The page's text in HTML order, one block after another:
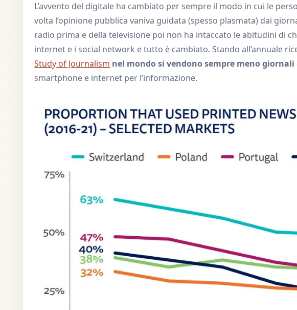
L’avvento del digitale ha cambiato per sempre il modo in cui le
volta l’opinione pubblica vaniva guidata (spesso plasmata) dai
radio prima e della televisione poi non ha intaccato le abitudini di
internet e i social network e tutto è cambiato. Stando all’annuale
Study of Journalism nel mondo si vendono sempre meno giornali
smartphone e internet per l’informazione.